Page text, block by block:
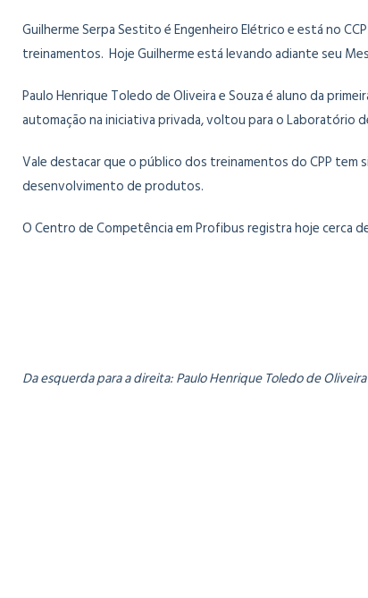
Guilherme Serpa Sestito é Engenheiro Elétrico e está no
treinamentos. Hoje Guilherme está levando adiante seu
Paulo Henrique Toledo de Oliveira e Souza é aluno da
automação na iniciativa privada, voltou para o Laboratório
Vale destacar que o público dos treinamentos do CPP
desenvolvimento de produtos.
O Centro de Competência em Profibus registra hoje cerca
Da esquerda para a direita: Paulo Henrique Toledo de